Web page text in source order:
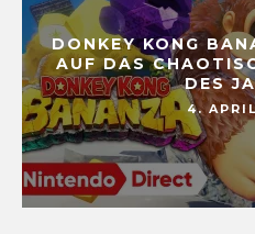
DONKEY KONG
AUF DAS
DES
4.